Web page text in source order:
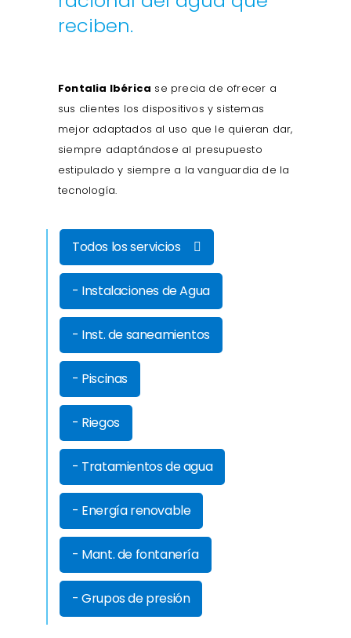
reciben.
Fontalia Ibérica se precia de ofrecer a
sus clientes los dispositivos y sistemas
mejor adaptados al uso que le quieran dar,
siempre adaptándose al presupuesto
estipulado y siempre a la vanguardia de la
tecnología.
Todos los servicios
- Instalaciones de Agua
- Inst. de saneamientos
- Piscinas
- Riegos
- Tratamientos de agua
- Energía renovable
- Mant. de fontanería
- Grupos de presión